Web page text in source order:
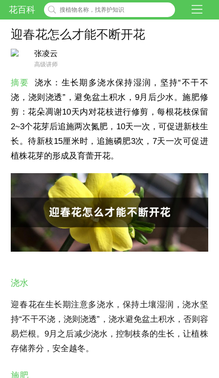
花百科
迎春花怎么才能不断开花
张凌云
高级讲师
摘要
浇水：生长期多浇水保持湿润，坚持“不干不
浇，浇则浇透”，避免盆土积水，9月后少水。施肥修
剪：花朵凋谢10天内对花枝进行修剪，每根花枝保留
2~3个花芽后追施两次氮肥，10天一次，可促进新枝生
长。待新枝15厘米时，追施磷肥3次，7天一次可促进
植株花芽的形成及育蕾开花。
浇水
迎春花在生长期注意多浇水，保持土壤湿润，浇水坚
持“不干不浇，浇则浇透”，浇水避免盆土积水，否则容
易烂根。9月之后减少浇水，控制枝条的生长，让植株
存储养分，安全越冬。
施肥